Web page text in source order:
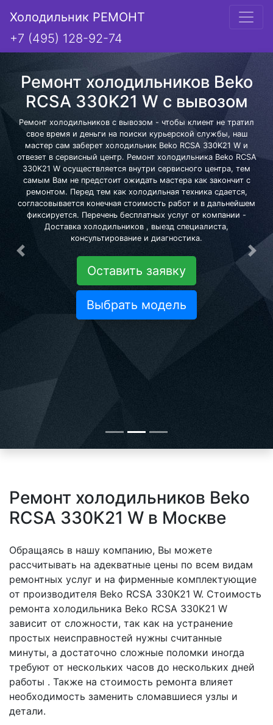
Холодильник РЕМОНТ
+7 (495) 128-92-74
Ремонт холодильников Beko
RCSA 330K21 W с вывозом
Ремонт холодильников с вывозом - чтобы клиент не тратил
свое время и деньги на поиски курьерской службы, наш
мастер сам заберет холодильник Beko RCSA 330K21 W и
отвезет в сервисный центр. Ремонт холодильника Beko RCSA
330K21 W осуществляется внутри сервисного центра, тем
самым Вам не предстоит ожидать мастера как закончит с
ремонтом. Перед тем как холодильная техника сдается,
согласовывается конечная стоимость работ и в дальнейшем
фиксируется. Перечень бесплатных услуг от компании -
Доставка холодильников , выезд специалиста,
консультирование и диагностика.
Оставить заявку
Выбрать модель
Предыдущая
Ремонт холодильников Beko
RCSA 330K21 W в Москве
Обращаясь в нашу компанию, Вы можете
рассчитывать на адекватные цены по всем видам
ремонтных услуг и на фирменные комплектующие
от производителя Beko RCSA 330K21 W. Стоимость
ремонта холодильника Beko RCSA 330K21 W
зависит от сложности, так как на устранение
простых неисправностей нужны считанные
минуты, а достаточно сложные поломки иногда
требуют от нескольких часов до нескольких дней
работы . Также на стоимость ремонта влияет
необходимость заменить сломавшиеся узлы и
детали.